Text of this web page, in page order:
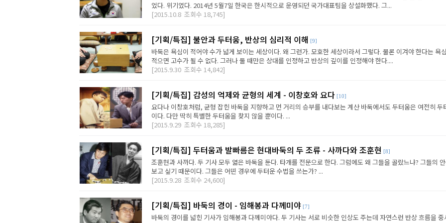
었다. 위기였다. 2014년 5월7일 한국은 한시적으로 운영되던 국가대표팀을 상설화했다. 그...
[2015.10.8 조회수 18,745]
[기획/특집] 불안과 두터움, 반상의 심리적 이해 [9]
바둑은 욕심이 적어야 수가 넓게 보이는 세상이다. 왜 그런가. 모호한 세상이라서 그렇다. 물론 이겨야 한다는 욕
적으면 고수가 될 수 없다. 그러나 둘 때만은 상대를 인정하고 반상의 깊이를 인정해야 한다....
[2015.9.30 조회수 14,842]
[기획/특집] 감성의 억제와 균형의 세계 - 이창호와 요다 [10]
요다나 이창호처럼, 균형 잡힌 바둑을 지향하고 먼 거리의 승부를 내다보는 계산 바둑에서도 두터움은 여전히 두
이다. 다만 딱히 특별한 두터움을 찾지 않을 뿐이다. ...
[2015.9.29 조회수 18,285]
[기획/특집] 두터움과 발빠름은 현대바둑의 두 조류 - 사까다와 조훈현 [8]
조훈현과 사까다. 두 기사 모두 엷은 바둑을 둔다. 타개를 전문으로 한다. 그럼에도 왜 그들을 골랐느냐? 그들의
보고 싶기 때문이다. 그들은 어떤 경우에 두터운 수법을 쓰는가? ...
[2015.9.28 조회수 24,600]
[기획/특집] 바둑의 경이 - 임해봉과 다께미야 [7]
바둑의 경이를 넓힌 기사가 임해봉과 다께미야다. 두 기사는 서로 비슷한 인상도 주는데 자연스런 반상 흐름을 중